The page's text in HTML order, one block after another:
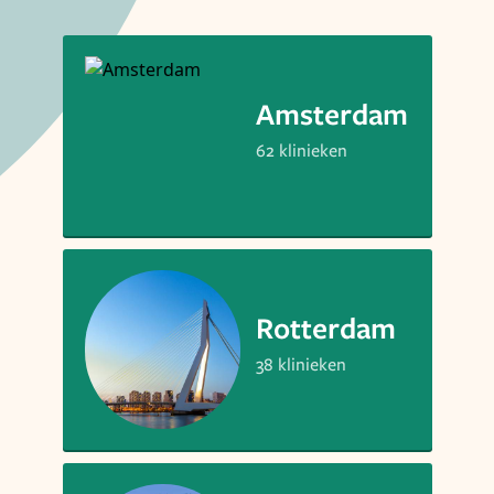
Amsterdam
62 klinieken
Rotterdam
38 klinieken